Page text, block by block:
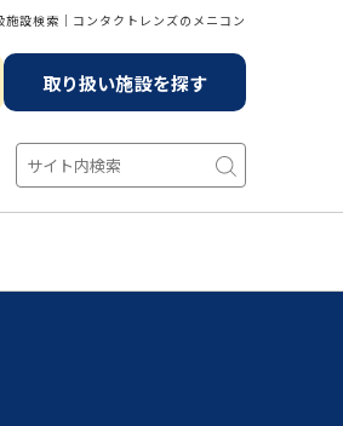
設検索│コンタクトレンズのメニコン
取り扱い施設を探す